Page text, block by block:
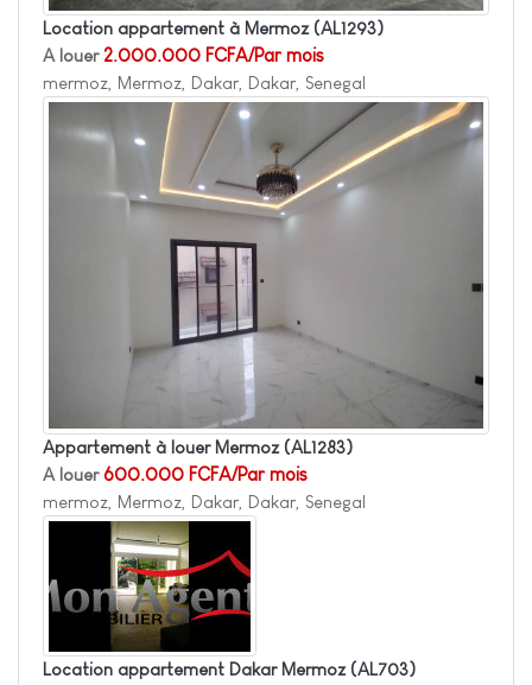
Location appartement à Mermoz (AL1293)
A louer 2.000.000 FCFA/Par mois
mermoz, Mermoz, Dakar, Dakar, Senegal
Appartement à louer Mermoz (AL1283)
A louer600.000 FCFA/Par mois
mermoz, Mermoz, Dakar, Dakar, Senegal
Location appartement Dakar Mermoz (AL703)